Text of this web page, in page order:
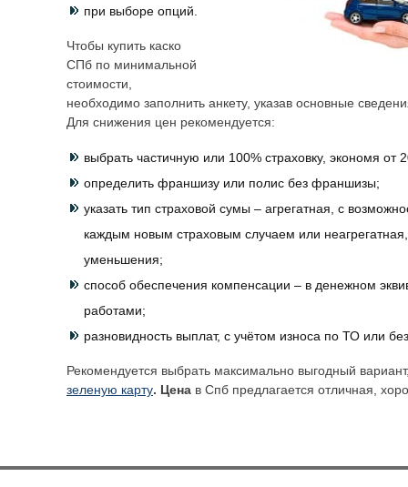
при выборе опций.
Чтобы купить каско
СПб по минимальной
стоимости,
необходимо заполнить анкету, указав основные
Для снижения цен рекомендуется:
выбрать частичную или 100% страховку, экономя от
определить франшизу или полис без франшизы;
указать тип страховой сумы – агрегатная, с
каждым новым страховым случаем или
уменьшения;
способ обеспечения компенсации – в денежном
работами;
разновидность выплат, с учётом износа по ТО или
Рекомендуется выбрать максимально выгодный
зеленую карту. Цена в Спб предлагается отличная,